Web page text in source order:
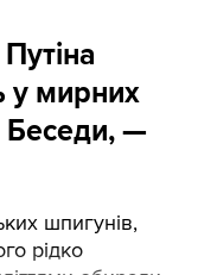
у мирних
Беседи, —
шпигунів,
рідко